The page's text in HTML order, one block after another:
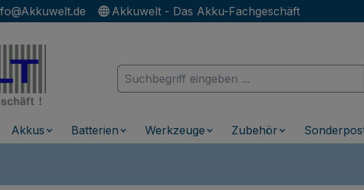
Akkuwelt - Das Akku-Fachgeschäft
Akkus Batterien Werkzeuge Zubehör